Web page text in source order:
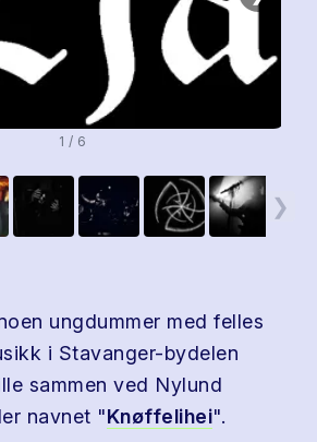
1 / 6
❯
ungdummer med felles
i Stavanger-bydelen
sammen ved Nylund
navnet "Knøffelihei".